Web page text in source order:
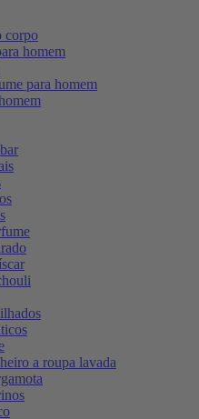
corpo
homem
para homem
a roupa lavada